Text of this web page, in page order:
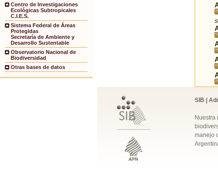
Centro de Investigaciones
Ecológicas Subtropicales
C.I.E.S.
Sistema Federal de Áreas
Protegidas
Secretaría de Ambiente y
Desarrollo Sustentable
Observatorio Nacional de
Biodiversidad
Otras bases de datos
SIB |
Nuestra
manejo